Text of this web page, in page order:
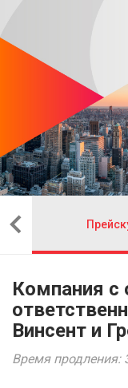
Компания с
Винсент и
Время продления: